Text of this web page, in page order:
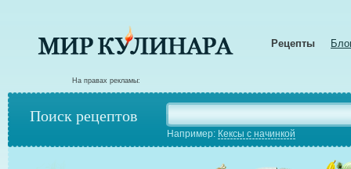
Рецепты
На правах рекламы:
Поиск рецептов
Например: Кексы с начинкой